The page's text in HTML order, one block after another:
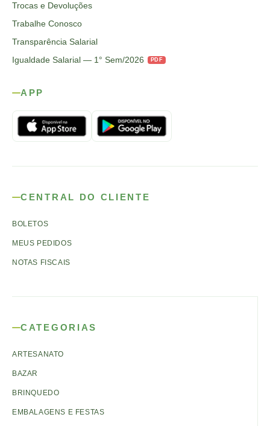
Trocas e Devoluções
Trabalhe Conosco
Transparência Salarial
Igualdade Salarial — 1° Sem/2026
PDF
APP
CENTRAL DO CLIENTE
BOLETOS
MEUS PEDIDOS
NOTAS FISCAIS
CATEGORIAS
ARTESANATO
BAZAR
BRINQUEDO
EMBALAGENS E FESTAS